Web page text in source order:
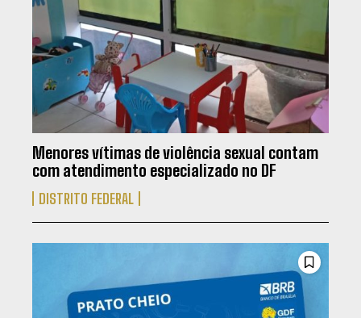
Menores vítimas de violência sexual contam
com atendimento especializado no DF
DISTRITO FEDERAL